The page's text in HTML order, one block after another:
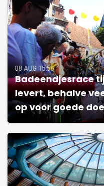
08 AUG 15:56
Badeendjesrace
levert, behalve
op voor goede